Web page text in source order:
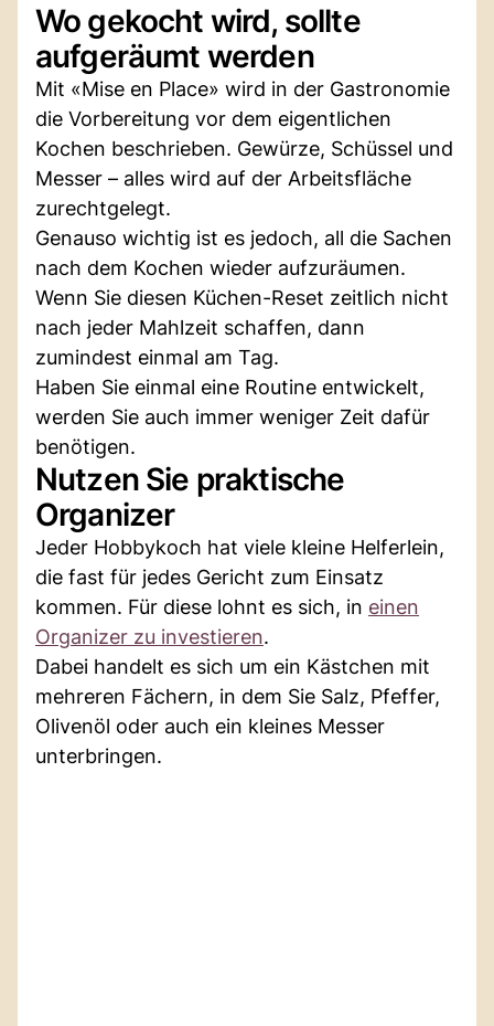
Wo gekocht wird, sollte
aufgeräumt werden
Mit «Mise en Place» wird in der Gastronomie
die Vorbereitung vor dem eigentlichen
Kochen beschrieben. Gewürze, Schüssel und
Messer – alles wird auf der Arbeitsfläche
zurechtgelegt.
Genauso wichtig ist es jedoch, all die Sachen
nach dem Kochen wieder aufzuräumen.
Wenn Sie diesen Küchen-Reset zeitlich nicht
nach jeder Mahlzeit schaffen, dann
zumindest einmal am Tag.
Haben Sie einmal eine Routine entwickelt,
werden Sie auch immer weniger Zeit dafür
benötigen.
Nutzen Sie praktische
Organizer
Jeder Hobbykoch hat viele kleine Helferlein,
die fast für jedes Gericht zum Einsatz
kommen. Für diese lohnt es sich, in einen
Organizer zu investieren.
Dabei handelt es sich um ein Kästchen mit
mehreren Fächern, in dem Sie Salz, Pfeffer,
Olivenöl oder auch ein kleines Messer
unterbringen.